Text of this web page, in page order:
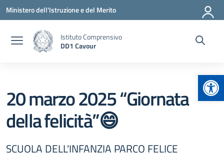
Vai ai contenuti
Vai al menu di navigazione
Vai al footer
Ministero dell'Istruzione e del Merito
Istituto Comprensivo
DD1 Cavour
20 marzo 2025 “Giornata
della felicità”😄
SCUOLA DELL'INFANZIA PARCO FELICE